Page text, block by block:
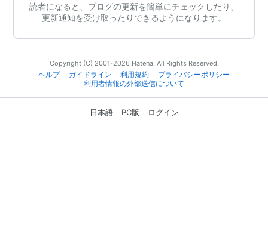
読者になると、ブログの更新を簡単にチェックしたり、
更新通知を受け取ったりできるようになります。
Copyright (C) 2001-2026 Hatena. All Rights Reserved.
ヘルプ
ガイドライン 利用規約
プライバシーポリシー
利用者情報の外部送信について
日本語 PC版 ログイン